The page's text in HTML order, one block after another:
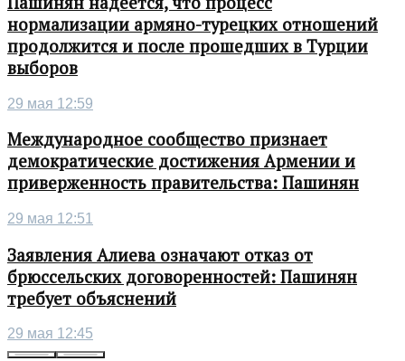
нормализации армяно-турецких отношений
продолжится и после прошедших в Турции
выборов
29 мая 12:59
Международное сообщество признает
демократические достижения Армении и
приверженность правительства: Пашинян
29 мая 12:51
Заявления Алиева означают отказ от
брюссельских договоренностей: Пашинян
требует объяснений
29 мая 12:45